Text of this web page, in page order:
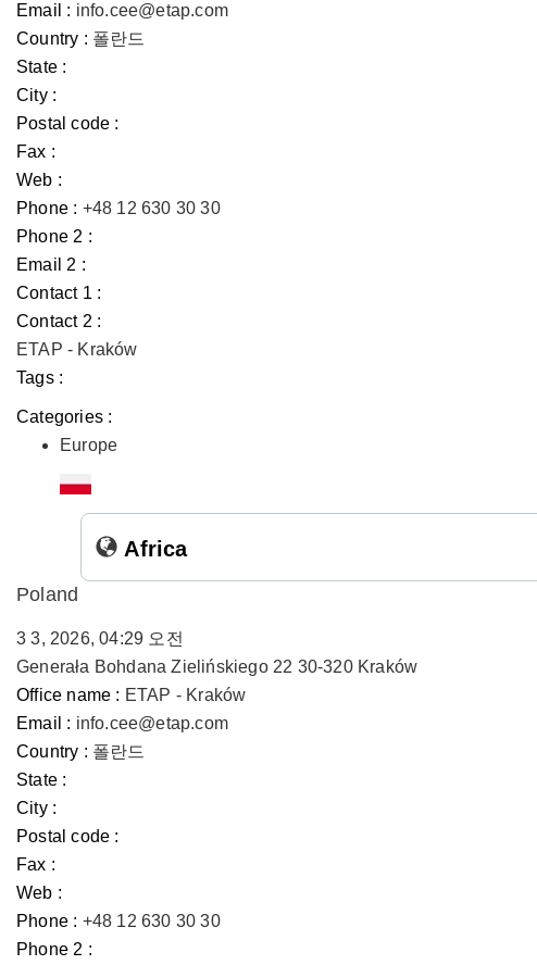
Email : info.cee@etap.com
Country : 폴란드
State :
City :
Postal code :
Fax :
Web :
Phone : +48 12 630 30 30
Phone 2 :
Email 2 :
Contact 1 :
Contact 2 :
ETAP - Kraków
Tags :
Categories :
Europe
Africa
Poland
3 3, 2026, 04:29 오전
Generała Bohdana Zielińskiego 22 30-320 Kraków
Office name : ETAP - Kraków
Email : info.cee@etap.com
Country : 폴란드
State :
City :
Postal code :
Fax :
Web :
Phone : +48 12 630 30 30
Phone 2 :